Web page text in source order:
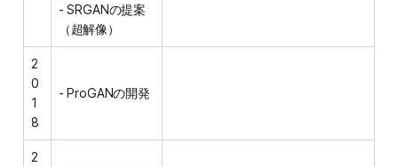
- SRGANの提案
（超解像）
2
0
1
8
- ProGANの開発
2